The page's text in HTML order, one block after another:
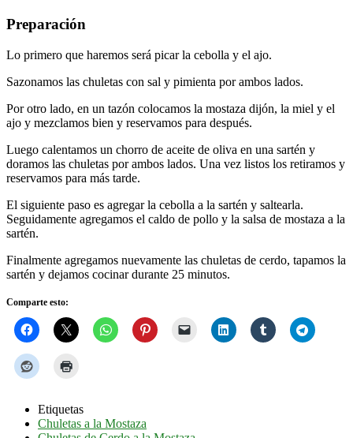
Preparación
Lo primero que haremos será picar la cebolla y el ajo.
Sazonamos las chuletas con sal y pimienta por ambos lados.
Por otro lado, en un tazón colocamos la mostaza dijón, la miel y el
ajo y mezclamos bien y reservamos para después.
Luego calentamos un chorro de aceite de oliva en una sartén y
doramos las chuletas por ambos lados. Una vez listos los retiramos y
reservamos para más tarde.
El siguiente paso es agregar la cebolla a la sartén y saltearla.
Seguidamente agregamos el caldo de pollo y la salsa de mostaza a la
sartén.
Finalmente agregamos nuevamente las chuletas de cerdo, tapamos la
sartén y dejamos cocinar durante 25 minutos.
Comparte esto:
Etiquetas
Chuletas a la Mostaza